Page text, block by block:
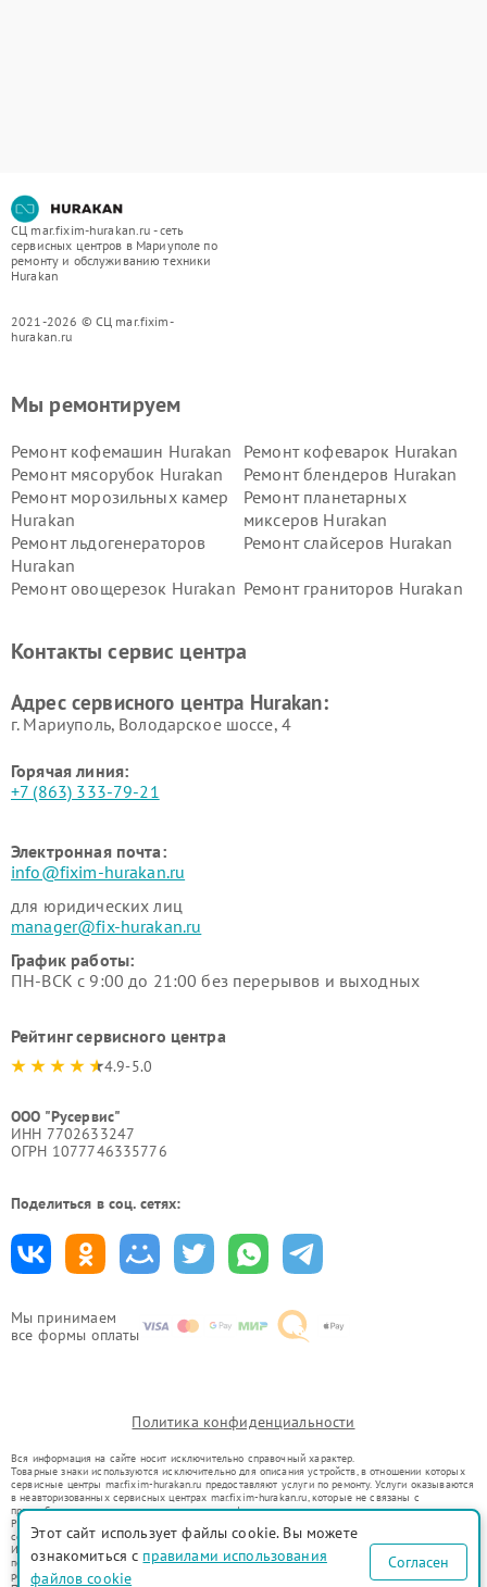
СЦ mar.fixim-hurakan.ru - сеть
сервисных центров в Мариуполе по
ремонту и обслуживанию техники
Hurakan
2021-2026 © СЦ mar.fixim-
hurakan.ru
Мы принимаем
все формы оплаты
Мы ремонтируем
Ремонт кофемашин Hurakan
Ремонт кофеварок Hurakan
Ремонт мясорубок Hurakan
Ремонт блендеров Hurakan
Ремонт морозильных камер
Hurakan
Ремонт планетарных
миксеров Hurakan
Ремонт льдогенераторов
Hurakan
Ремонт слайсеров Hurakan
Ремонт овощерезок Hurakan Ремонт граниторов Hurakan
Hurakan
Контакты сервис центра
Адрес сервисного центра Hurakan:
г. Мариуполь, Володарское шоссе, 4
Горячая линия:
+7 (863) 333-79-21
Электронная почта:
info@fixim-hurakan.ru
для юридических лиц
manager@fix-hurakan.ru
График работы:
ПН-ВСК с 9:00 до 21:00 без перерывов и выходных
Рейтинг сервисного центра
4.9-5.0
ООО "Русервис"
ИНН 7702633247
ОГРН 1077746335776
Поделиться в соц. сетях:
Политика конфиденциальности
Вся информация на сайте носит исключительно справочный характер.
Товарные знаки используются исключительно для описания устройств, в отношении которых
сервисные центры mar.fixim-hurakan.ru предоставляют услуги по ремонту. Услуги оказываются
в неавторизованных сервисных центрах mar.fixim-hurakan.ru, которые не связаны с
правообладателями товарных знаков или их официальными представителями.
Ремонт осуществляется для устройств, уже введенных в гражданский оборот в соответствии
со статьей 1487 ГК РФ.
Использование товарных знаков не преследует цели индивидуализации услуг или введения
потребителей в заблуждение, а служит для информирования о предоставляемых услугах по
ремонту техники указанных брендов.
Этот сайт использует файлы cookie. Вы можете
ознакомиться с правилами использования
файлов cookie
Согласен